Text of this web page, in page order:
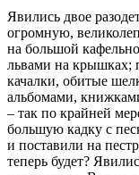
Явились двое
огромную,
на большой
львами на крышках;
качалки, обитые
альбомами,
– так по крайней
большую кадку с
и поставили на
теперь будет?